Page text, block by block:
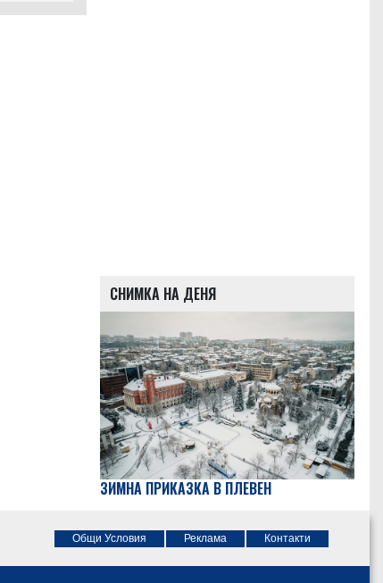
СНИМКА НА ДЕНЯ
ЗИМНА ПРИКАЗКА В ПЛЕВЕН
Общи Условия Реклама Контакти